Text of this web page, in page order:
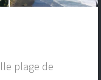
plage de